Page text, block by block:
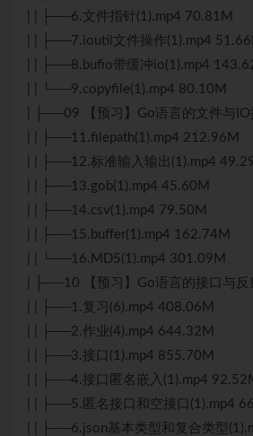
| | ├──6.文件指针(1).mp4 70.81M
| | ├──7.ioutil文件操作(1).mp4
| | ├──8.bufio带缓冲io(1).mp4
| | └──9.copyfile(1).mp4 80.10M
| ├──09 【预习】Go语言的文件与IO
| | ├──11.filepath(1).mp4 212.96M
| | ├──12.标准输入输出(1).mp4
| | ├──13.gob(1).mp4 45.60M
| | ├──14.csv(1).mp4 79.50M
| | ├──15.buffer(1).mp4 162.74M
| | └──16.MD5(1).mp4 301.09M
| ├──10 【预习】Go语言的接口与反
| | ├──1.复习(6).mp4 408.06M
| | ├──2.作业(4).mp4 644.32M
| | ├──3.接口(1).mp4 855.70M
| | ├──4.接口匿名嵌入(1).mp4
| | ├──5.匿名接口和空接口(1).mp4
| | ├──6.json基本类型和复合类型